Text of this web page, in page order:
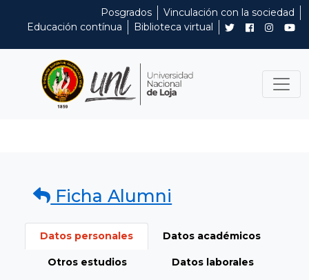
Posgrados
Vinculación con la sociedad
Educación contínua
Biblioteca virtual
Ficha Alumni
Datos personales Datos académicos
Otros estudios Datos laborales